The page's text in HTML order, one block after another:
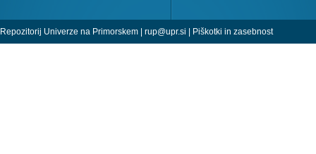
Repozitorij Univerze na Primorskem | rup@upr.si | Piškotki in zasebnost